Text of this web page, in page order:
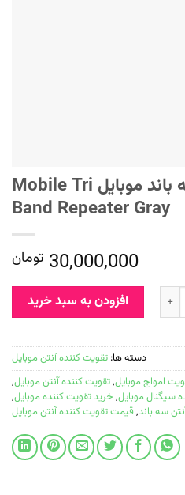
دستگاه تقویت آنتن سه باند موبایل Mobile Tri
Band Repeater Gray
30,000,000 تومان
افزودن به سبد خرید
دسته ها: تقویت کننده آنتن موبایل
امواج موبایل,تقویت کننده آنتن موبایل,
سیگنال موبایل, خرید تقویت کننده موبایل,
سه باند,قیمت تقویت کننده آنتن موبایل